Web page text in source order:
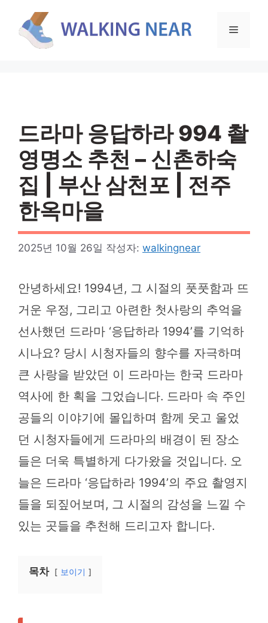
메
드라마 응답하라 994 촬
영명소 추천 – 신촌하숙
집 | 부산 삼천포 | 전주
한옥마을
2025년 10월 26일 작성자: walkingnear
안녕하세요! 1994년, 그 시절의 풋풋함과 뜨
거운 우정, 그리고 아련한 첫사랑의 추억을
선사했던 드라마 ‘응답하라 1994’를 기억하
시나요? 당시 시청자들의 향수를 자극하며
큰 사랑을 받았던 이 드라마는 한국 드라마
역사에 한 획을 그었습니다. 드라마 속 주인
공들의 이야기에 몰입하며 함께 웃고 울었
던 시청자들에게 드라마의 배경이 된 장소
들은 더욱 특별하게 다가왔을 것입니다. 오
늘은 드라마 ‘응답하라 1994’의 주요 촬영지
들을 되짚어보며, 그 시절의 감성을 느낄 수
있는 곳들을 추천해 드리고자 합니다.
목차 보이기